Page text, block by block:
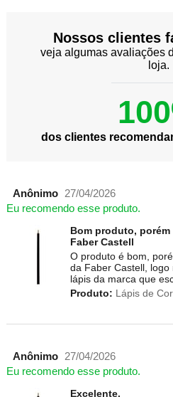
Nossos clientes
veja algumas avaliações
loja.
dos clientes
Anônimo
27/04/2026
Eu recomendo esse produto.
Bom produto,
Faber Castell
O produto é bom,
da Faber Castell,
lápis da marca que
Produto: Lápis de
Anônimo
27/04/2026
Eu recomendo esse produto.
Excelente.